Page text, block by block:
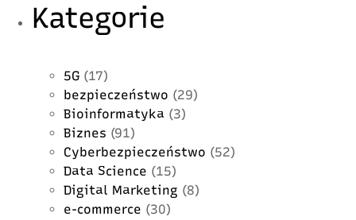
Kategorie
5G (17)
bezpieczeństwo (29)
Bioinformatyka (3)
Biznes (91)
Cyberbezpieczeństwo (52)
Data Science (15)
Digital Marketing (8)
e-commerce (30)